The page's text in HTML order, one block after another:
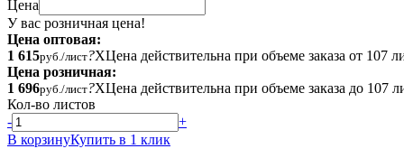
Цена
У вас розничная цена!
Цена оптовая:
1 615руб./лист?XЦена действительна при объеме заказа от 107
Цена розничная:
1 696руб./лист?XЦена действительна при объеме заказа до 107
Кол-во листов
-
+
В корзинуКупить в 1 клик